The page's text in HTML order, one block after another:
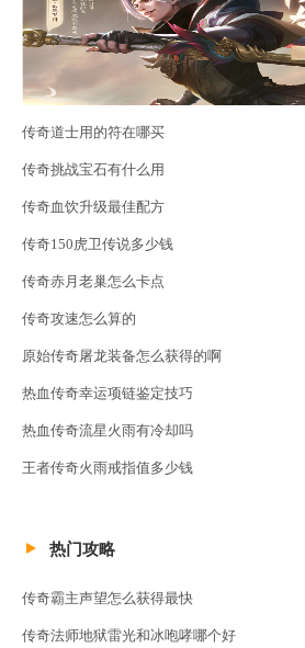
传奇道士用的符在哪买
传奇挑战宝石有什么用
传奇血饮升级最佳配方
传奇150虎卫传说多少钱
传奇赤月老巢怎么卡点
传奇攻速怎么算的
原始传奇屠龙装备怎么获得的啊
热血传奇幸运项链鉴定技巧
热血传奇流星火雨有冷却吗
王者传奇火雨戒指值多少钱
热门攻略
传奇霸主声望怎么获得最快
传奇法师地狱雷光和冰咆哮哪个好